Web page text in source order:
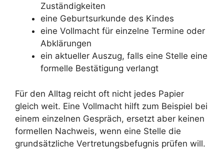
Zuständigkeiten
eine Geburtsurkunde des Kindes
eine Vollmacht für einzelne Termine oder
Abklärungen
ein aktueller Auszug, falls eine Stelle eine
formelle Bestätigung verlangt
Für den Alltag reicht oft nicht jedes Papier
gleich weit. Eine Vollmacht hilft zum Beispiel bei
einem einzelnen Gespräch, ersetzt aber keinen
formellen Nachweis, wenn eine Stelle die
grundsätzliche Vertretungsbefugnis prüfen will.